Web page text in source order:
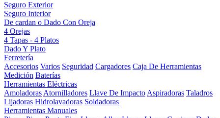
Seguro Exterior
Seguro Interior
De cardan o Dado Con Oreja
4 Orejas
4 Tapas - 4 Platos
Dado Y Plato
Ferretería
Accesorios Varios Seguridad Cargadores Caja De Herramientas
Medición Baterías
Herramientas Eléctricas
Amoladoras Atornilladores Llave De Impacto Aspiradoras Taladros
Lijadoras Hidrolavadoras Soldadoras
Herramientas Manuales